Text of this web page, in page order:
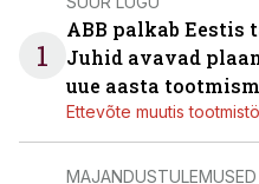
1
ABB palkab Eestis
Juhid avavad
uue aasta
Ettevõte muutis
MAJANDUSTULEMUSED